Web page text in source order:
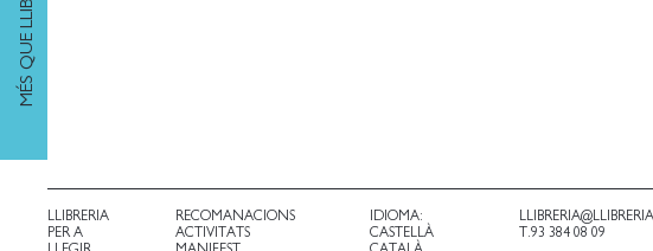
MÉS QUE LLIBRES
LLIBRERIA
PER A
RECOMANACIONS
ACTIVITATS
IDIOMA:
CASTELLÀ
T.93 384 08 09